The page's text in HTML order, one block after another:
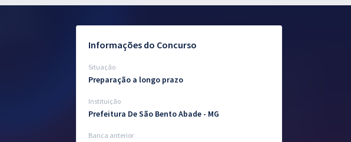
Informações do Concurso
Situação
Preparação a longo prazo
Instituição
Prefeitura De São Bento Abade - MG
Banca anterior